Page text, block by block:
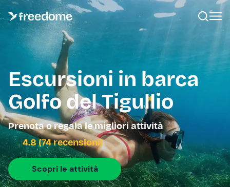
Escursioni in barca
Golfo del Tigullio
Prenota o regala le migliori attività
4.8 (74 recensioni)
Scopri le attività